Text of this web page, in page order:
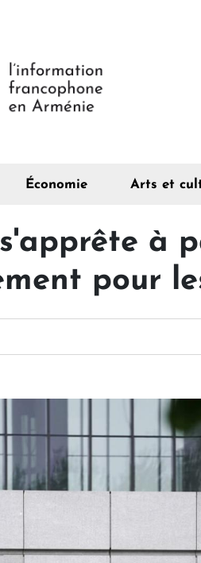
Économie Arts et
à
pour